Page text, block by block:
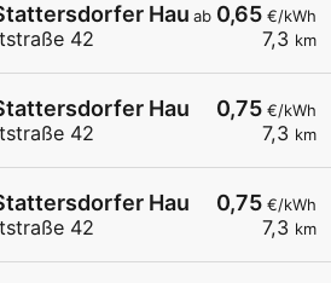
ab 0,65 €/kWh
7,3 km
Hauptstr.
42
0,75 €/kWh
7,3 km
Hauptstr.
42
0,75 €/kWh
7,3 km
Hauptstr.
42